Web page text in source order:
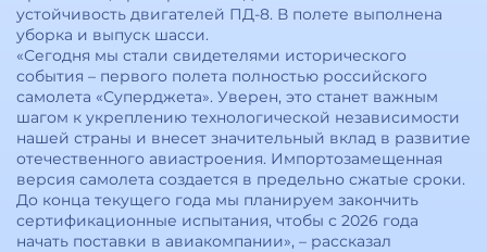
устойчивость двигателей ПД-8. В полете выполнена
уборка и выпуск шасси.
«Сегодня мы стали свидетелями исторического
события – первого полета полностью российского
самолета «Суперджета». Уверен, это станет важным
шагом к укреплению технологической независимости
нашей страны и внесет значительный вклад в развитие
отечественного авиастроения. Импортозамещенная
версия самолета создается в предельно сжатые сроки.
До конца текущего года мы планируем закончить
сертификационные испытания, чтобы с 2026 года
начать поставки в авиакомпании», – рассказал